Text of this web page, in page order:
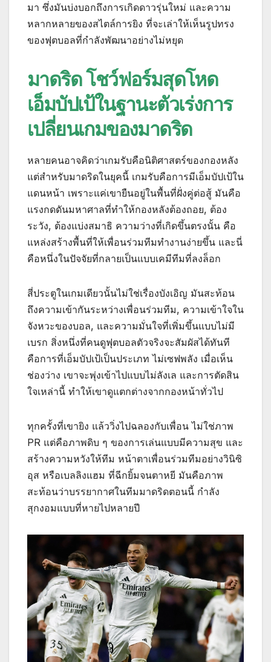
มา ซึ่งมันบ่งบอกถึงการเกิดดาวรุ่นใหม่ และความ
หลากหลายของสไตล์การยิง ที่จะเล่าให้เห็นรูปทรง
ของฟุตบอลที่กำลังพัฒนาอย่างไม่หยุด
มาดริด โชว์ฟอร์มสุดโหด
เอ็มบัปเป้ในฐานะตัวเร่งการ
เปลี่ยนเกมของมาดริด
หลายคนอาจคิดว่าเกมรับคือนิติศาสตร์ของกองหลัง
แต่สำหรับมาดริดในยุคนี้ เกมรับคือการมีเอ็มบัปเป้ใน
แดนหน้า เพราะแค่เขายืนอยู่ในพื้นที่ฝั่งคู่ต่อสู้ มันคือ
แรงกดดันมหาศาลที่ทำให้กองหลังต้องถอย, ต้อง
ระวัง, ต้องแบ่งสมาธิ ความว่างที่เกิดขึ้นตรงนั้น คือ
แหล่งสร้างพื้นที่ให้เพื่อนร่วมทีมทำงานง่ายขึ้น และนี่
คือหนึ่งในปัจจัยที่กลายเป็นแบบเคมีทีมที่ลงล็อก
สี่ประตูในเกมเดียวนั้นไม่ใช่เรื่องบังเอิญ มันสะท้อน
ถึงความเข้ากันระหว่างเพื่อนร่วมทีม, ความเข้าใจใน
จังหวะของบอล, และความมั่นใจที่เพิ่มขึ้นแบบไม่มี
เบรก สิ่งหนึ่งที่คนดูฟุตบอลตัวจริงจะสัมผัสได้ทันที
คือการที่เอ็มบัปเป้เป็นประเภท ไม่เซฟพลัง เมื่อเห็น
ช่องว่าง เขาจะพุ่งเข้าไปแบบไม่ลังเล และการตัดสิน
ใจเหล่านี้ ทำให้เขาดูแตกต่างจากกองหน้าทั่วไป
ทุกครั้งที่เขายิง แล้ววิ่งไปฉลองกับเพื่อน ไม่ใช่ภาพ
PR แต่คือภาพดิบ ๆ ของการเล่นแบบมีความสุข และ
สร้างความหวังให้ทีม หน้าตาเพื่อนร่วมทีมอย่างวินิซิ
อุส หรือเบลลิงแฮม ที่ฉีกยิ้มจนตาหยี มันคือภาพ
สะท้อนว่าบรรยากาศในทีมมาดริดตอนนี้ กำลัง
สุกงอมแบบที่หายไปหลายปี